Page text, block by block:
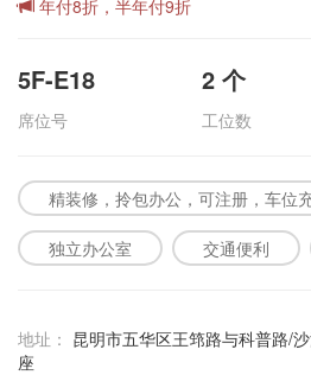
年付8折，半年付9折
5F-E18
席位号
2 个
工位数
精装修，拎包办公，可注册，车位
独立办公室 交通便利
地址： 昆明市五华区王筇路与科普路/
座